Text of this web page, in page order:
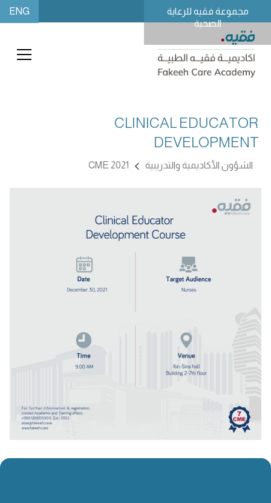
مجموعة فقيه للرعاية
الصحية
ENG
CLINICAL EDUCATOR
DEVELOPMENT
الشؤون الأكاديمية والتدريبية CME 2021